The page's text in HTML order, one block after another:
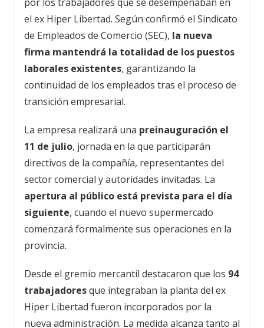
el ex Hiper Libertad. Según confirmó el Sindicato
de Empleados de Comercio (SEC), la nueva
firma mantendrá la totalidad de los puestos
laborales existentes, garantizando la
continuidad de los empleados tras el proceso de
transición empresarial.
La empresa realizará una preinauguración el
11 de julio, jornada en la que participarán
directivos de la compañía, representantes del
sector comercial y autoridades invitadas. La
apertura al público está prevista para el día
siguiente, cuando el nuevo supermercado
comenzará formalmente sus operaciones en la
provincia.
Desde el gremio mercantil destacaron que los 94
trabajadoresque integraban la planta del ex
Hiper Libertad fueron incorporados por la
nueva administración. La medida alcanza tanto al